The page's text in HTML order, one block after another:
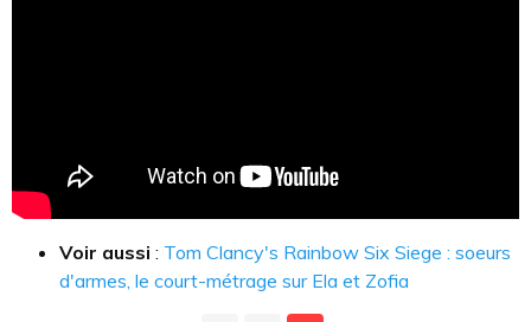
Voir aussi : Tom Clancy's Rainbow Six Siege : soeurs
d'armes, le court-métrage sur Ela et Zofia